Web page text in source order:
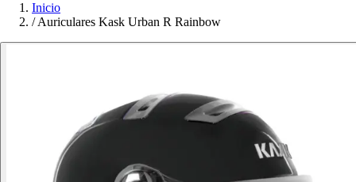
Inicio
/Auriculares Kask Urban R Rainbow